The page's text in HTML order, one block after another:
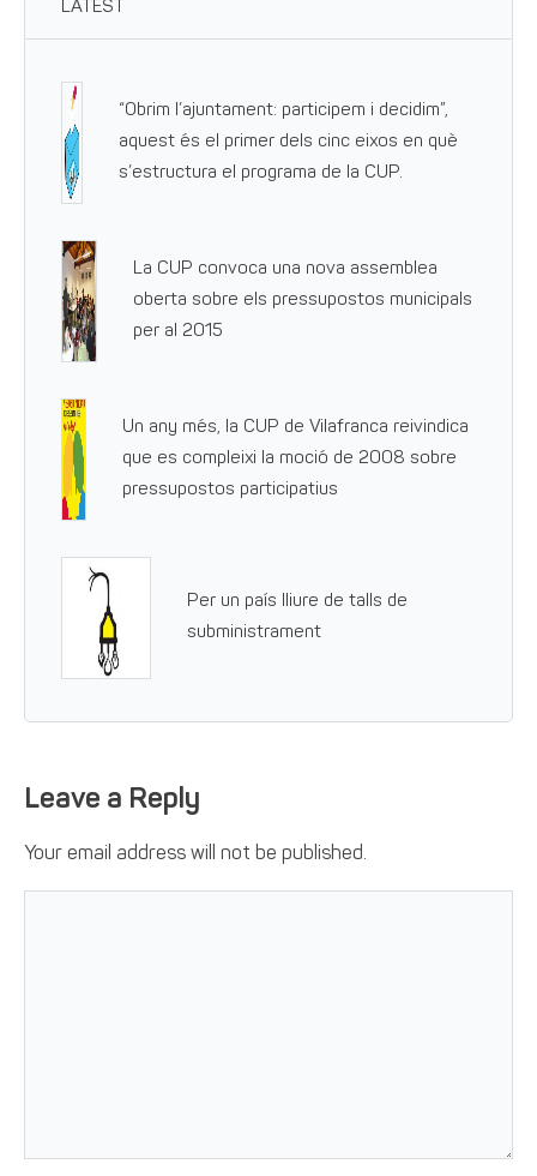
LATEST
“Obrim l’ajuntament: participem i decidim”,
aquest és el primer dels cinc eixos en què
s’estructura el programa de la CUP.
La CUP convoca una nova assemblea
oberta sobre els pressupostos municipals
per al 2015
Un any més, la CUP de Vilafranca reivindica
que es compleixi la moció de 2008 sobre
pressupostos participatius
Per un país lliure de talls de
subministrament
Leave a Reply
Your email address will not be published.